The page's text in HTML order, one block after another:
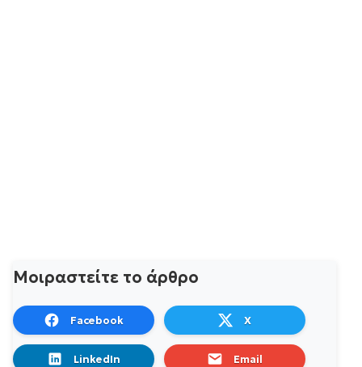
Μοιραστείτε το άρθρο
Facebook X
LinkedIn Email